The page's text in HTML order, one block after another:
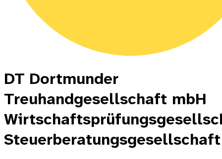
DT Dortmunder
Treuhandgesellschaft mbH
Steuerberatungsgesellschaft